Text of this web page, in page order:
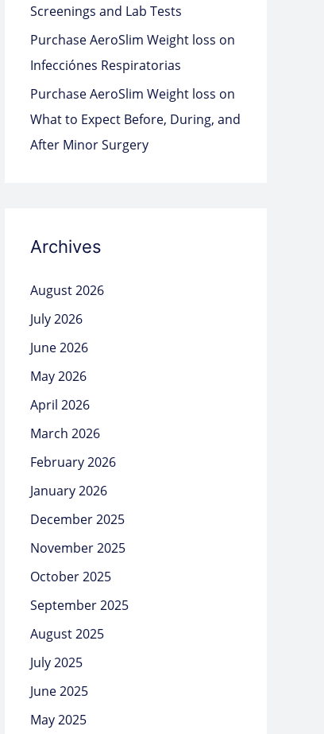
Screenings and Lab Tests
Purchase AeroSlim Weight loss on
Infecciónes Respiratorias
Purchase AeroSlim Weight loss on
What to Expect Before, During, and
After Minor Surgery
Archives
August 2026
July 2026
June 2026
May 2026
April 2026
March 2026
February 2026
January 2026
December 2025
November 2025
October 2025
September 2025
August 2025
July 2025
June 2025
May 2025